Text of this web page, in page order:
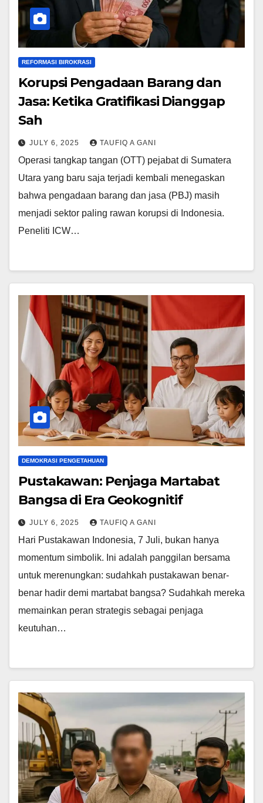
REFORMASI BIROKRASI
Korupsi Pengadaan Barang dan
Jasa: Ketika Gratifikasi Dianggap
Sah
JULY 6, 2025 TAUFIQ A GANI
Operasi tangkap tangan (OTT) pejabat di Sumatera
Utara yang baru saja terjadi kembali menegaskan
bahwa pengadaan barang dan jasa (PBJ) masih
menjadi sektor paling rawan korupsi di Indonesia.
Peneliti ICW…
DEMOKRASI PENGETAHUAN
Pustakawan: Penjaga Martabat
Bangsa di Era Geokognitif
JULY 6, 2025 TAUFIQ A GANI
Hari Pustakawan Indonesia, 7 Juli, bukan hanya
momentum simbolik. Ini adalah panggilan bersama
untuk merenungkan: sudahkah pustakawan benar-
benar hadir demi martabat bangsa? Sudahkah mereka
memainkan peran strategis sebagai penjaga
keutuhan…